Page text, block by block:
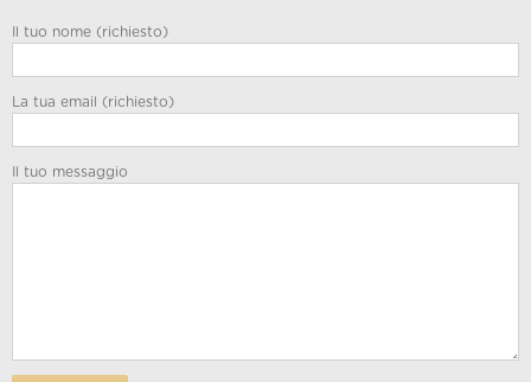
Il tuo nome (richiesto)
La tua email (richiesto)
Il tuo messaggio